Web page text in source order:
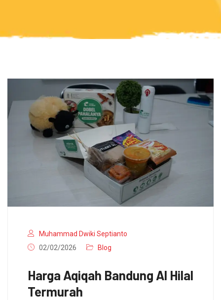
Muhammad Dwiki Septianto
02/02/2026
Blog
Harga Aqiqah Bandung Al Hilal
Termurah